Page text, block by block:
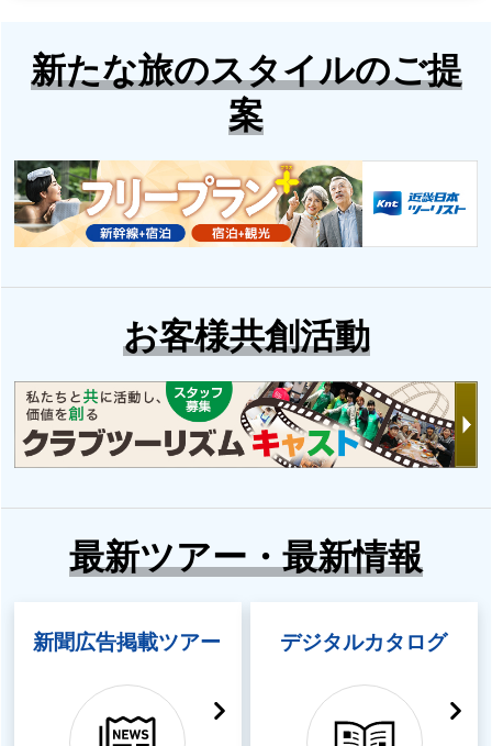
新たな旅のスタイルのご提
案
お客様共創活動
最新ツアー・最新情報
新聞広告掲載ツアー デジタルカタログ